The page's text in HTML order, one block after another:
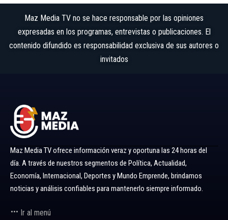
Maz Media TV no se hace responsable por las opiniones
expresadas en los programas, entrevistas o publicaciones. El
contenido difundido es responsabilidad exclusiva de sus autores o
invitados
Maz Media TV ofrece información veraz y oportuna las 24 horas del
día. A través de nuestros segmentos de Política, Actualidad,
Economía, Internacional, Deportes y Mundo Emprende, brindamos
noticias y análisis confiables para mantenerlo siempre informado.
Ir al menú